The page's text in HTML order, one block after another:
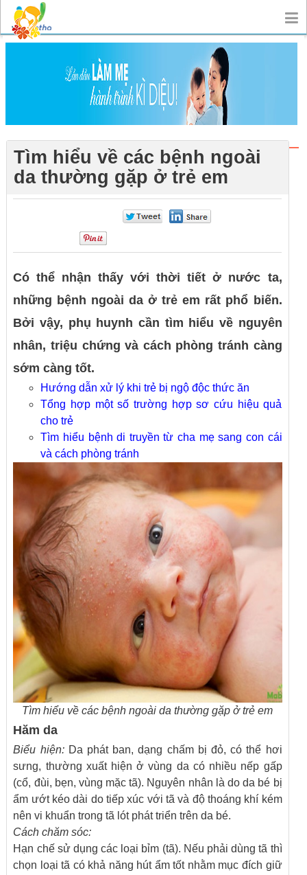
Tìm hiểu về các bệnh ngoài
da thường gặp ở trẻ em
0
Có thể nhận thấy với thời tiết ở nước ta,
những bệnh ngoài da ở trẻ em rất phổ biến.
Bởi vậy, phụ huynh cần tìm hiểu về nguyên
nhân, triệu chứng và cách phòng tránh càng
sớm càng tốt.
Hướng dẫn xử lý khi trẻ bị ngộ độc thức ăn
Tổng hợp một số trường hợp sơ cứu hiệu quả
cho trẻ
Tìm hiểu bệnh di truyền từ cha mẹ sang con cái
và cách phòng tránh
Tìm hiểu về các bệnh ngoài da thường gặp ở trẻ em
Hăm da
Biểu hiện: Da phát ban, dạng chấm bị đỏ, có thể hơi
sưng, thường xuất hiện ở vùng da có nhiều nếp gấp
(cổ, đùi, bẹn, vùng mặc tã). Nguyên nhân là do da bé bị
ẩm ướt kéo dài do tiếp xúc với tã và độ thoáng khí kém
nên vi khuẩn trong tã lót phát triển trên da bé.
Cách chăm sóc:
Hạn chế sử dụng các loại bỉm (tã). Nếu phải dùng tã thì
chọn loại tã có khả năng hút ẩm tốt nhằm mục đích giữ